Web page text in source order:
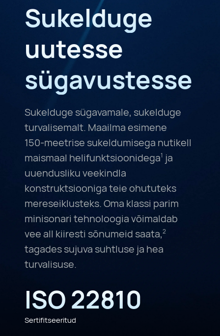
Sukelduge
uutesse
sügavustesse
Sukelduge sügavamale, sukelduge
turvalisemalt. Maailma esimene
150-meetrise sukeldumisega nutikell
maismaal helifunktsioonidega1 ja
uuendusliku veekindla
konstruktsiooniga teie ohututeks
mereseiklusteks. Oma klassi parim
minisonari tehnoloogia võimaldab
vee all kiiresti sõnumeid saata,2
tagades sujuva suhtluse ja hea
turvalisuse.
ISO 22810
Sertifitseeritud